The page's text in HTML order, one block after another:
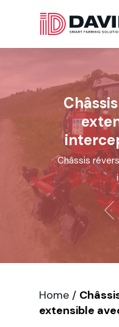
Châssis
Home /
extensible